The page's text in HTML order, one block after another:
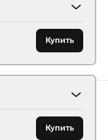
Купить
Купить